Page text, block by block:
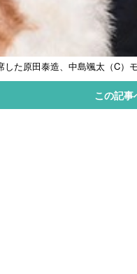
た原田泰造、中島颯太（C）
この記事